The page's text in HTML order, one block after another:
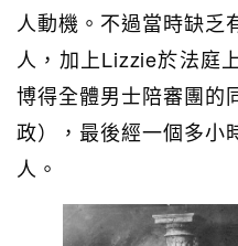
人動機。不過當時缺乏
人，加上Lizzie於法庭
博得全體男士陪審團的
政），最後經一個多小
人。